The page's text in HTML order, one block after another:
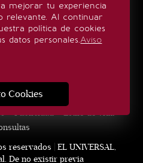
mejorar tu experiencia
relevante. Al continuar
política de cookies
datos personales.Aviso
Cookies
SÍGUENOS
somos
Publicidad
Estilo de vida
reservados | EL UNIVERSAL,
De no existir previa